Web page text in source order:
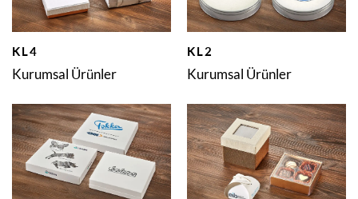
KL4
Kurumsal Ürünler
KL2
Kurumsal Ürünler